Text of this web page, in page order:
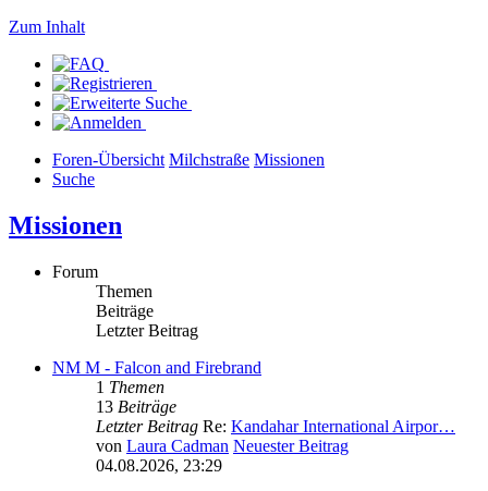
Zum Inhalt
Foren-Übersicht Milchstraße Missionen
Suche
Missionen
Forum
Themen
Beiträge
Letzter Beitrag
NM M - Falcon and Firebrand
1 Themen
13 Beiträge
Letzter Beitrag Re: Kandahar International Airpor…
von Laura Cadman Neuester Beitrag
04.08.2026, 23:29